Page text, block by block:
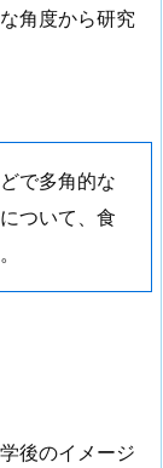
角度から研究
で多角的な
ついて、食
後のイメージ